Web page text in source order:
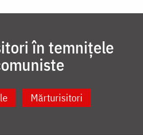
în temnițele
Mărturisitori